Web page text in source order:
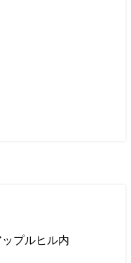
プルヒル内